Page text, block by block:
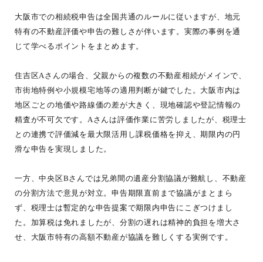
大阪市での相続税申告は全国共通のルールに従いますが、地元
特有の不動産評価や申告の難しさが伴います。実際の事例を通
じて学べるポイントをまとめます。
住吉区Aさんの場合、父親からの複数の不動産相続がメインで、
市街地特例や小規模宅地等の適用判断が鍵でした。大阪市内は
地区ごとの地価や路線価の差が大きく、現地確認や登記情報の
精査が不可欠です。Aさんは評価作業に苦労しましたが、税理士
との連携で評価減を最大限活用し課税価格を抑え、期限内の円
滑な申告を実現しました。
一方、中央区Bさんでは兄弟間の遺産分割協議が難航し、不動産
の分割方法で意見が対立。申告期限直前まで協議がまとまら
ず、税理士は暫定的な申告提案で期限内申告にこぎつけまし
た。加算税は免れましたが、分割の遅れは精神的負担を増大さ
せ、大阪市特有の高額不動産が協議を難しくする実例です。